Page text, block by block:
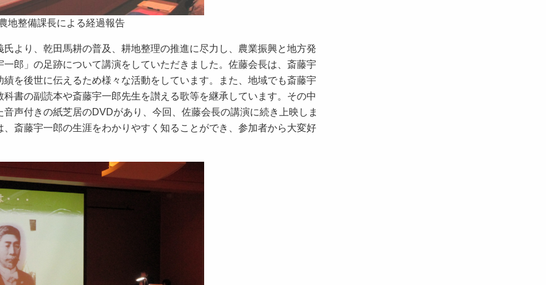
地整備課長による経過報告
より、乾田馬耕の普及、耕地整理の推進に尽力し、農業振興と地方発
郎」の足跡について講演をしていただきました。佐藤会長は、斎藤宇
を後世に伝えるため様々な活動をしています。また、地域でも斎藤宇
書の副読本や斎藤宇一郎先生を讃える歌等を継承しています。その中
声付きの紙芝居のDVDがあり、今回、佐藤会長の講演に続き上映しま
斎藤宇一郎の生涯をわかりやすく知ることができ、参加者から大変好